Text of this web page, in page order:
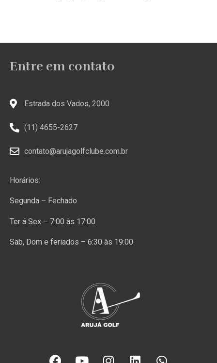
Entre em contato
Estrada dos Vados, 2000
(11) 4655-2627
contato@arujagolfclube.com.br
Horários:
Segunda – Fechado
Ter á Sex – 7:00 às 17:00
Sab, Dom e feriados – 6:30 às 19:00